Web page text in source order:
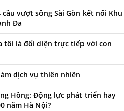
vượt sông Sài Gòn kết nối Khu
Đa
tôi là đối diện trực tiếp với con
dịch vụ thiên nhiên
Hồng: Động lực phát triển hay
năm Hà Nội?